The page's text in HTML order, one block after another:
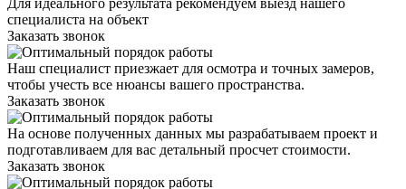
специалиста на объект
Заказать звонок
Наш специалист приезжает для осмотра и точных замеров,
чтобы учесть все нюансы вашего пространства.
Заказать звонок
На основе полученных данных мы разрабатываем проект и
подготавливаем для вас детальный просчет стоимости.
Заказать звонок